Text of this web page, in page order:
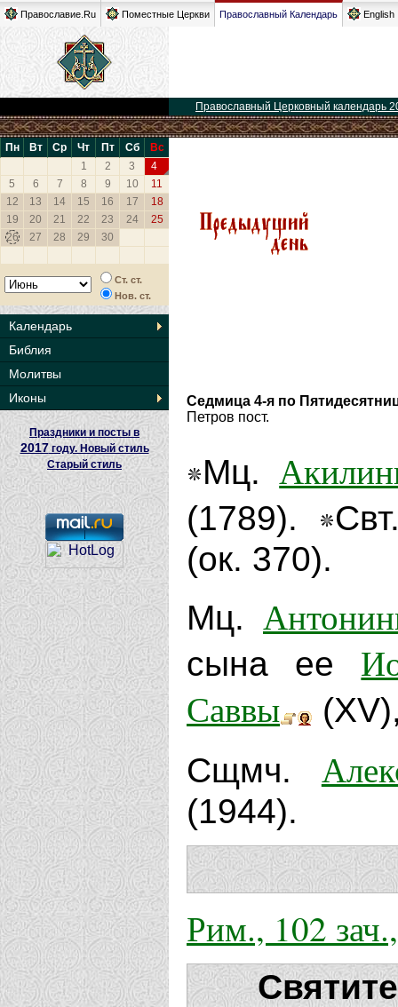
Православие.Ru Поместные Церкви Православный Календарь English
Православный Церковный календарь
Пн Вт Ср Чт Пт Сб
Вс
1
2 3
4
5
6 7 8 9 10
11
12
13 14 15 16 17
18
19
20 21 22 23 24
25
26
27 28 29 30
Ст. ст.
Нов. ст.
Календарь
Библия
Молитвы
Иконы
Праздники и посты в
2017году. Новый стиль
Старый стиль
Седмица 4-я по
Петров пост.
Мц.
(1789).
(ок. 370).
Мц.
сына ее
Саввы
Сщмч.
(1944).
Рим., 102